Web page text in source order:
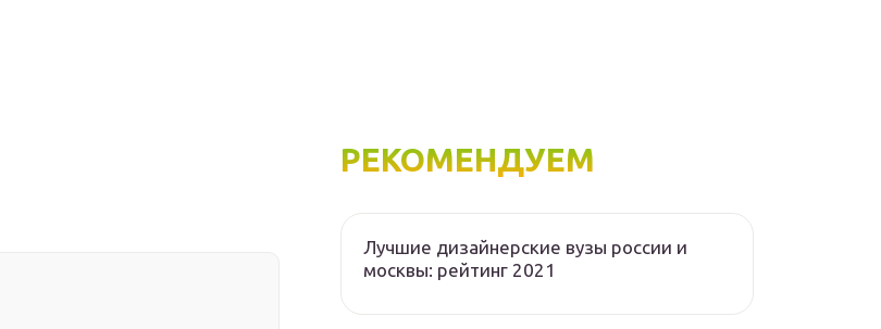
РЕКОМЕНДУЕМ
Лучшие дизайнерские вузы россии и
москвы: рейтинг 2021